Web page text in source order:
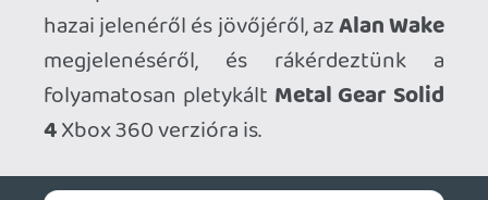
Erner Pendragon 2025.07.20 13:16:53
#208pg